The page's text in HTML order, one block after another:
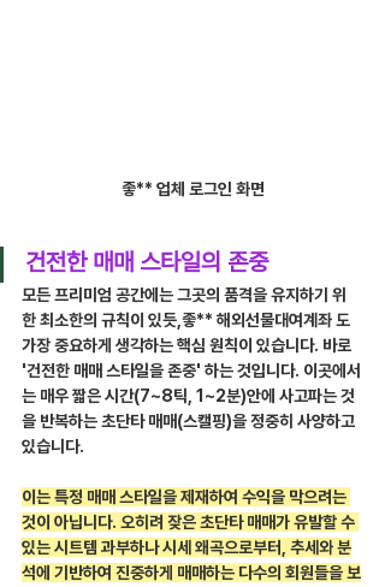
좋** 업체 로그인 화면
건전한 매매 스타일의 존중
모든 프리미엄 공간에는 그곳의 품격을 유지하기 위
한 최소한의 규칙이 있듯,좋** 해외선물대여계좌 도
가장 중요하게 생각하는 핵심 원칙이 있습니다. 바로
'건전한 매매 스타일을 존중' 하는 것입니다. 이곳에서
는 매우 짧은 시간(7~8틱, 1~2분)안에 사고파는 것
을 반복하는 초단타 매매(스캘핑)을 정중히 사양하고
있습니다.
이는 특정 매매 스타일을 제재하여 수익을 막으려는
것이 아닙니다. 오히려 잦은 초단타 매매가 유발할 수
있는 시트템 과부하나 시세 왜곡으로부터, 추세와 분
석에 기반하여 진중하게 매매하는 다수의 회원들을 보